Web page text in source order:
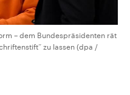
– dem Bundespräsidenten rät
zu lassen (dpa /